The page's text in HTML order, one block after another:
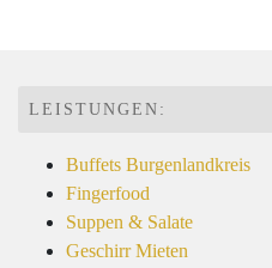
LEISTUNGEN:
Buffets Burgenlandkreis
Fingerfood
Suppen & Salate
Geschirr Mieten